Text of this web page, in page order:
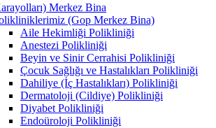
Merkez Bina
(Gop Merkez Bina)
Aile Hekimliği Polikliniği
Anestezi Polikliniği
Beyin ve Sinir Cerrahisi Polikliniği
Çocuk Sağlığı ve Hastalıkları Polikliniği
Dahiliye (İç Hastalıkları) Polikliniği
Dermatoloji (Cildiye) Polikliniği
Diyabet Polikliniği
Endoüroloji Polikliniği